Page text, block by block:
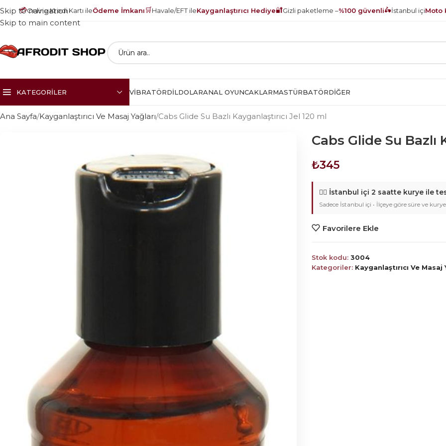
💳Online Kredi Kartı ileÖdeme İmkanı🛒Havale/EFT ileKayganlaştırıcı Hediye🔐Gizli paketleme –%100 güvenli🛵İstanbul içiMoto
Skip to navigation
Skip to main content
KATEGORILER VIBRATÖRDILDOLARANAL OYUNCAKLARMASTÜRBATÖRDIĞER
Ana Sayfa Kayganlaştırıcı Ve Masaj Yağları Cabs Glide Su Bazlı Kayganlaştırıcı Jel 120 ml
Cabs Glide Su Bazlı
₺345
🚴‍♂️ İstanbul içi 2 saatte kurye ile
Sadece İstanbul içi • İlçeye göre süre ve
Favorilere Ekle
Stok kodu: 3004
Kategoriler: Kayganlaştırıcı Ve Masaj